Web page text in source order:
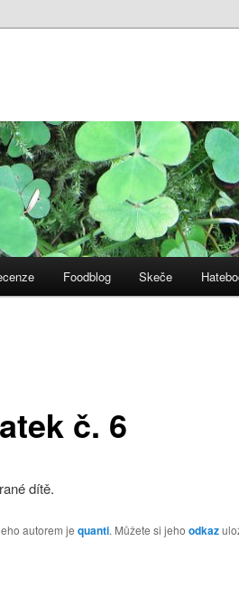
Foodblog Skeče
č. 6
dítě.
autorem je quanti. Můžete si jeho odkaz